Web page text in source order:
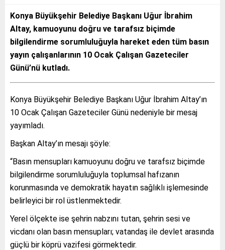
Konya Büyükşehir Belediye Başkanı Uğur İbrahim
Altay, kamuoyunu doğru ve tarafsız biçimde
bilgilendirme sorumluluğuyla hareket eden tüm basın
yayın çalışanlarının 10 Ocak Çalışan Gazeteciler
Günü’nü kutladı.
Konya Büyükşehir Belediye Başkanı Uğur İbrahim Altay’ın
10 Ocak Çalışan Gazeteciler Günü nedeniyle bir mesaj
yayımladı.
Başkan Altay’ın mesajı şöyle:
“Basın mensupları kamuoyunu doğru ve tarafsız biçimde
bilgilendirme sorumluluğuyla toplumsal hafızanın
korunmasında ve demokratik hayatın sağlıklı işlemesinde
belirleyici bir rol üstlenmektedir.
Yerel ölçekte ise şehrin nabzını tutan, şehrin sesi ve
vicdanı olan basın mensupları; vatandaş ile devlet arasında
güçlü bir köprü vazifesi görmektedir.